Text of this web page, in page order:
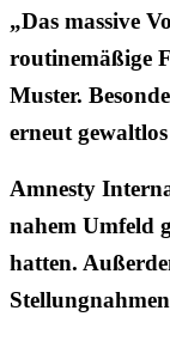
„Das massive
routinemäßige
Muster.
erneut
Amnesty
nahem Umfeld
hatten.